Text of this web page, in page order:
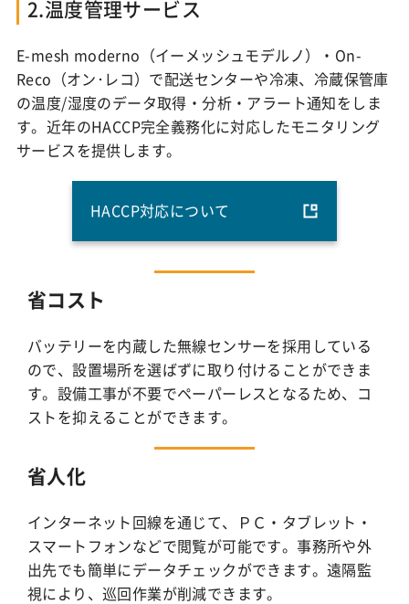
2.温度管理サービス
E-mesh moderno（イーメッシュモデルノ）・On-
Reco（オン･レコ）で配送センターや冷凍、冷蔵保管庫
の温度/湿度のデータ取得・分析・アラート通知をしま
す。近年のHACCP完全義務化に対応したモニタリング
サービスを提供します。
HACCP対応について
省コスト
バッテリーを内蔵した無線センサーを採用している
ので、設置場所を選ばずに取り付けることができま
す。設備工事が不要でペーパーレスとなるため、コ
ストを抑えることができます。
省人化
インターネット回線を通じて、ＰＣ・タブレット・
スマートフォンなどで閲覧が可能です。事務所や外
出先でも簡単にデータチェックができます。遠隔監
視により、巡回作業が削減できます。